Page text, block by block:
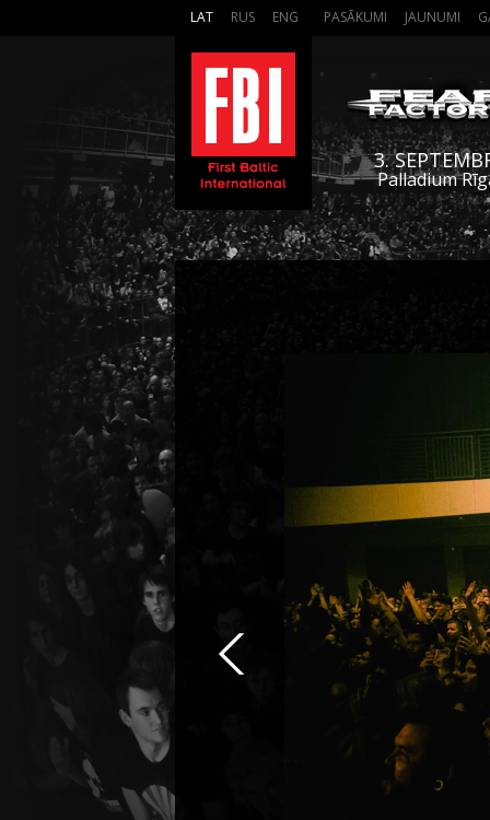
LAT RUS ENG PASĀKUMI JAUNUMI
3.
Palladium